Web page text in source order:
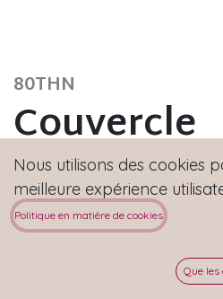
80THN
Couvercle
Nous utilisons des cookies
meilleure expérience
Politique en matière de cookies
Que les